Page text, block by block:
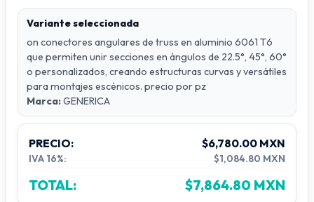
fabrican en
material que los trusses, lo que asegura
compatibilidad, resistencia y durabilidad. Los
ángulos más comunes disponibles son22.5°,
45° y 60°, aunque también pueden producirse
en medidas personalizadas según las
cuñas son esenciales para lograrflexibilidad
que permiten que las estructuras no se limiten
Variante seleccionada
on conectores angulares de truss en aluminio 6061 T6
que permiten unir secciones en ángulos de 22.5°, 45°, 60°
o personalizados, creando estructuras curvas y versátiles
para montajes escénicos. precio por pz
Marca:GENERICA
PRECIO: $6,780.00 MXN
IVA 16%: $1,084.80 MXN
TOTAL: $7,864.80 MXN